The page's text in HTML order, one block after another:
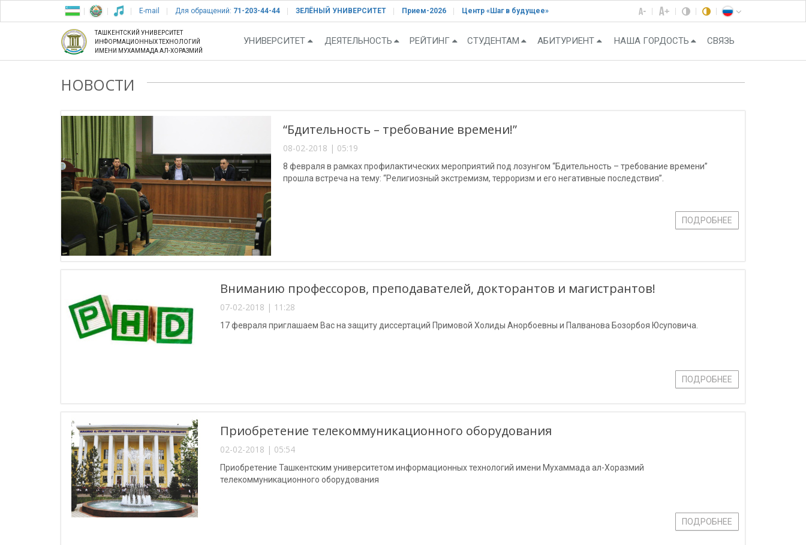
E-mail Для обращений: 71-203-44-44 ЗЕЛЁНЫЙ УНИВЕРСИТЕТ Прием-2026 Центр «Шаг в будущее»
ТАШКЕНТСКИЙ УНИВЕРСИТЕТ
ИНФОРМАЦИОННЫХ ТЕХНОЛОГИЙ
ИМЕНИ МУХАММАДА АЛ-ХОРАЗМИЙ
УНИВЕРСИТЕТ ДЕЯТЕЛЬНОСТЬ РЕЙТИНГ СТУДЕНТАМ АБИТУРИЕНТ НАША ГОРДОСТЬ СВЯЗЬ
НОВОСТИ
“Бдительность – требование времени!”
08-02-2018 | 05:19
8 февраля в рамках профилактических мероприятий под лозунгом “Бдительность – требование времени”
прошла встреча на тему: “Религиозный экстремизм, терроризм и его негативные последствия”.
ПОДРОБНЕЕ
Вниманию профессоров, преподавателей, докторантов и магистрантов!
07-02-2018 | 11:28
17 февраля приглашаем Вас на защиту диссертаций Примовой Холиды Анорбоевны и Палванова Бозорбоя Юсуповича.
ПОДРОБНЕЕ
Приобретение телекоммуникационного оборудования
02-02-2018 | 05:54
Приобретение Ташкентским университетом информационных технологий имени Мухаммада ал-Хоразмий
телекоммуникационного оборудования
ПОДРОБНЕЕ